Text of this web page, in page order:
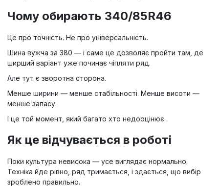
Чому обирають 340/85R46
Це про точність. Не про універсальність.
Шина вужча за 380 — і саме це дозволяє пройти там, де
ширший варіант уже починає чіпляти ряд.
Але тут є зворотна сторона.
Менше ширини — менше стабільності. Менше висоти —
менше запасу.
І це той момент, який багато хто недооцінює.
Як це відчувається в роботі
Поки культура невисока — усе виглядає нормально.
Техніка йде рівно, ряд тримається, і здається, що вибір
зроблено правильно.